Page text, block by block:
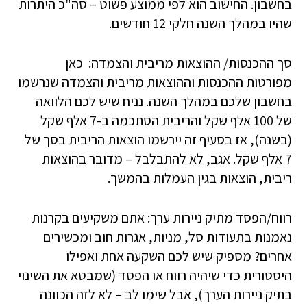
בחשבון. החישוב הוא לפי ממוצע פשוט – סה"כ היתרות
שהיו במהלך השנה חלקי 12 חודשים.
סך ההכנסות/ ההוצאות מריבית והצמדה: כאן
מפורטות ההכנסות וההוצאות מריבית והצמדה שנרשמו
בחשבון שלכם במהלך השנה. נניח שיש לכם הלוואה
של 100 אלף שקל והריבית הסתכמה ב-7 אלף שקל
(בשנה), אז בסעיף זה יירשמו הוצאות הריבית בסך של
7 אלף שקל. אגב, לא להתבלבל – מדובר בהוצאות
ריבית, הוצאות בגין העמלות בהמשך.
רווח/הפסד מתיק ניירות ערך: אתם משקיעים בקרנות
נאמנות בתעודות סל, מניות, אגרות חוב ומכשירים
אחרים? מספיק שיש לכם השקעה אחת ואפילו
היסטורית כדי שיהיה רווח או הפסד (שמבטא את השינוי
בתיק ניירות הערך), אבל שימו לב – לא לזה הכוונה